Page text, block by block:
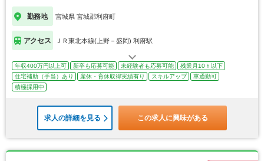
勤務地 宮城県 宮城郡利府町
アクセス ＪＲ東北本線(上野－盛岡) 利府駅
年収400万円以上可 新卒も応募可能 未経験者も応募可能
残業月10ｈ以下
住宅補助（手当）あり
産休・育休取得実績有り スキルアップ
車通勤可
積極採用中
求人の詳細を見る この求人に興味がある